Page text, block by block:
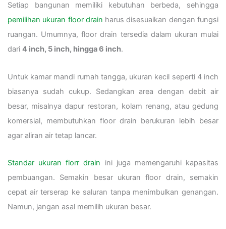
Setiap bangunan memiliki kebutuhan berbeda, sehingga
pemilihan ukuran floor drain harus disesuaikan dengan fungsi
ruangan. Umumnya, floor drain tersedia dalam ukuran mulai
dari 4 inch, 5 inch, hingga 6 inch.
Untuk kamar mandi rumah tangga, ukuran kecil seperti 4 inch
biasanya sudah cukup. Sedangkan area dengan debit air
besar, misalnya dapur restoran, kolam renang, atau gedung
komersial, membutuhkan floor drain berukuran lebih besar
agar aliran air tetap lancar.
Standar ukuran florr drain ini juga memengaruhi kapasitas
pembuangan. Semakin besar ukuran floor drain, semakin
cepat air terserap ke saluran tanpa menimbulkan genangan.
Namun, jangan asal memilih ukuran besar.